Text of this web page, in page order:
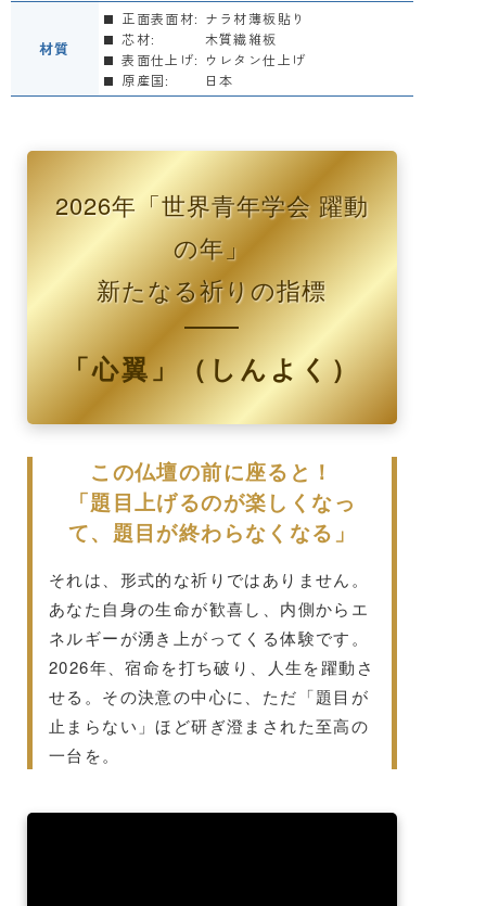
材質
正面表面材: ナラ材薄板貼り
芯材:
木質繊維板
表面仕上げ: ウレタン仕上げ
原産国:
日本
2026年「世界青年学会 躍動
の年」
新たなる祈りの指標
「心翼」（しんよく）
この仏壇の前に座ると！
「題目上げるのが楽しくなっ
て、題目が終わらなくなる」
それは、形式的な祈りではありません。
あなた自身の生命が歓喜し、内側からエ
ネルギーが湧き上がってくる体験です。
2026年、宿命を打ち破り、人生を躍動さ
せる。その決意の中心に、ただ「題目が
止まらない」ほど研ぎ澄まされた至高の
一台を。